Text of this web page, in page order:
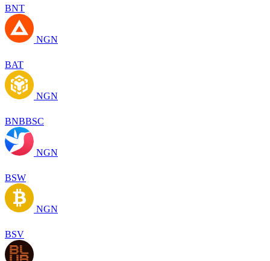
BNT
NGN
BAT
NGN
BNBBSC
NGN
BSW
NGN
BSV